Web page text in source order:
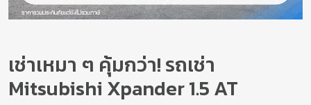
เช่าเหมา ๆ คุ้มกว่า! รถเช่า
Mitsubishi Xpander 1.5 AT